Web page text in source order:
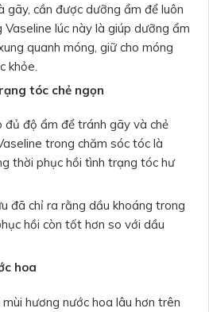
gãy, cần được dưỡng ẩm để luôn
Vaseline lúc này là giúp dưỡng ẩm
quanh móng, giữ cho móng
khỏe.
tóc chẻ ngọn
đủ độ ẩm để tránh gãy và chẻ
trong chăm sóc tóc là
thời phục hồi tình trạng tóc hư
đã chỉ ra rằng dầu khoáng trong
hồi còn tốt hơn so với dầu
hoa
hương nước hoa lâu hơn trên